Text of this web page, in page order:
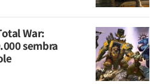
War:
sembra